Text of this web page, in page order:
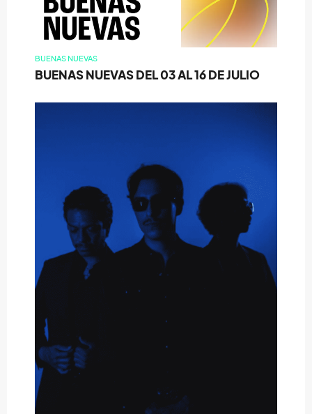
BUENAS NUEVAS
BUENAS NUEVAS DEL 03 AL 16 DE JULIO